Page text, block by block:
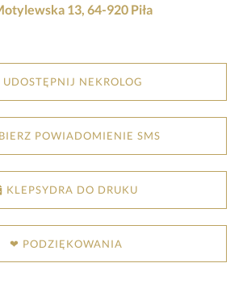
13, 64-920 Piła
UDOSTĘPNIJ NEKROLOG
POWIADOMIENIE SMS
KLEPSYDRA DO DRUKU
❤ PODZIĘKOWANIA